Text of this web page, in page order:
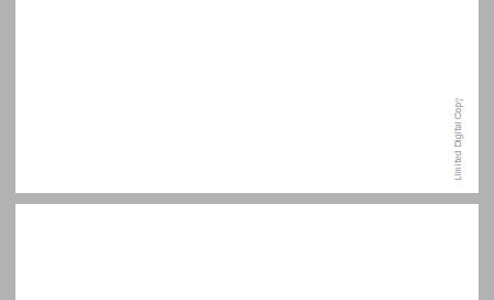
פתח דבר ללמוד היסטוריה כדי לדעת להשתחרר ממנה ... 9